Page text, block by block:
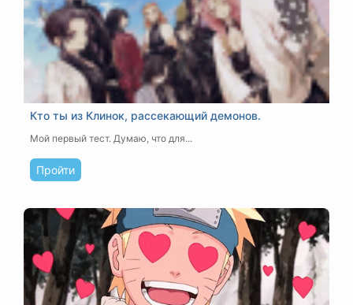
Кто ты из Клинок, рассекающий демонов.
Мой первый тест. Думаю, что для...
Пройти